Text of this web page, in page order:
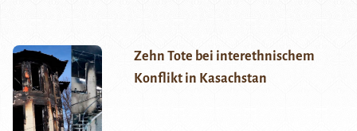
Zehn Tote bei interethnischem
Konflikt in Kasachstan